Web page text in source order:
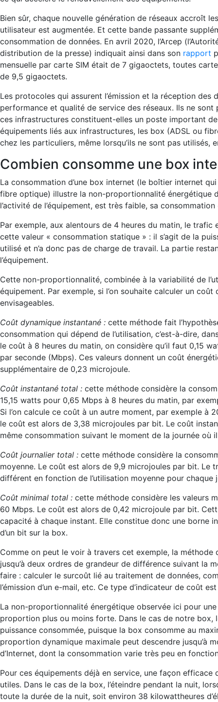
Bien sûr, chaque nouvelle génération de réseaux accroît
utilisateur est augmentée. Et cette bande passante
consommation de données. En avril 2020, l’Arcep
distribution de la presse) indiquait ainsi dans son rapport
mensuelle par carte SIM était de 7 gigaoctets, toutes
de 9,5 gigaoctets.
Les protocoles qui assurent l’émission et la réception
performance et qualité de service des réseaux. Ils ne
ces infrastructures constituent-elles un poste important
équipements liés aux infrastructures, les box (ADSL ou
chez les particuliers, même lorsqu’ils ne sont pas utilisés,
Combien consomme une box
La consommation d’une box internet (le boîtier internet
fibre optique) illustre la non-proportionnalité énergétique
l’activité de l’équipement, est très faible, sa
Par exemple, aux alentours de 4 heures du matin, le
cette valeur « consommation statique » : il s’agit de la
utilisé et n’a donc pas de charge de travail. La partie
l’équipement.
Cette non-proportionnalité, combinée à la variabilité de
équipement. Par exemple, si l’on souhaite calculer un
envisageables.
Coût dynamique instantané : cette méthode fait
consommation qui dépend de l’utilisation, c’est-à-dire,
le coût à 8 heures du matin, on considère qu’il faut 0,15
par seconde (Mbps). Ces valeurs donnent un coût
supplémentaire de 0,23 microjoule.
Coût instantané total : cette méthode considère la
15,15 watts pour 0,65 Mbps à 8 heures du matin, par
Si l’on calcule ce coût à un autre moment, par exemple à
le coût est alors de 3,38 microjoules par bit. Le coût
même consommation suivant le moment de la journée où
Coût journalier total : cette méthode considère la
moyenne. Le coût est alors de 9,9 microjoules par bit. Le
différent en fonction de l’utilisation moyenne pour chaque
Coût minimal total : cette méthode considère les valeurs
60 Mbps. Le coût est alors de 0,42 microjoule par bit.
capacité à chaque instant. Elle constitue donc une borne
d’un bit sur la box.
Comme on peut le voir à travers cet exemple, la
jusqu’à deux ordres de grandeur de différence suivant la
faire : calculer le surcoût lié au traitement de données,
l’émission d’un e-mail, etc. Ce type d’indicateur de coût
La non-proportionnalité énergétique observée ici pour
proportion plus ou moins forte. Dans le cas de notre
puissance consommée, puisque la box consomme au
proportion dynamique maximale peut descendre jusqu’à
d’Internet, dont la consommation varie très peu en
Pour ces équipements déjà en service, une façon efficace
utiles. Dans le cas de la box, l’éteindre pendant la nuit,
toute la durée de la nuit, soit environ 38 kilowattheures